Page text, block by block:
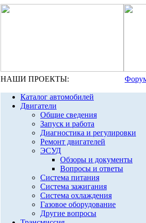
НАШИ ПРОЕКТЫ:
Каталог автомобилей
Двигатели
Общие сведения
Запуск и работа
Диагностика и регулировки
Ремонт двигателей
ЭСУД
Обзоры и документы
Вопросы и ответы
Система питания
Система зажигания
Система охлаждения
Газовое оборудование
Другие вопросы